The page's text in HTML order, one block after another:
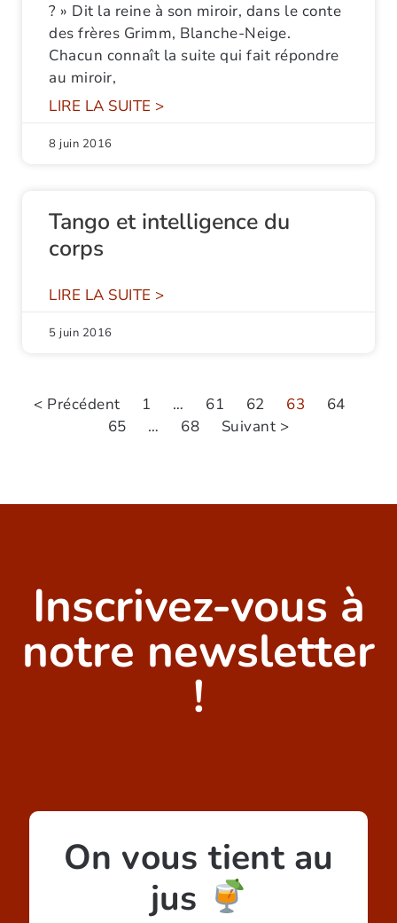
? » Dit la reine à son miroir, dans le conte
des frères Grimm, Blanche-Neige.
Chacun connaît la suite qui fait répondre
au miroir,
LIRE LA SUITE >
8 juin 2016
Tango et intelligence du
corps
LIRE LA SUITE >
5 juin 2016
< Précédent 1 … 61 62 63
64
65
… 68 Suivant >
Inscrivez-vous à
notre newsletter
!
On vous tient au
jus